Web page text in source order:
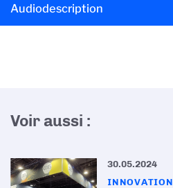
Audiodescription
Voir aussi :
30.05.2024
INNOVATION